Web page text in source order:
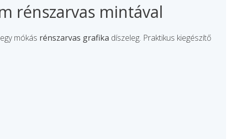
rénszarvas mintával
mókás rénszarvas grafika díszeleg. Praktikus kiegészítő